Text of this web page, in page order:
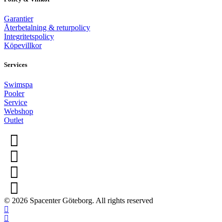
Garantier
Återbetalning & returpolicy
Integritetspolicy
Köpevillkor
Services
Swimspa
Pooler
Service
Webshop
Outlet
© 2026 Spacenter Göteborg. All rights reserved